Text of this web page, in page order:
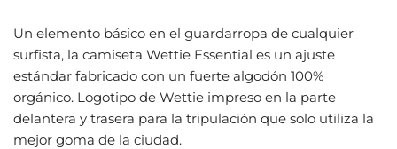
Un elemento básico en el guardarropa de cualquier
surfista, la camiseta Wettie Essential es un ajuste
estándar fabricado con un fuerte algodón 100%
orgánico. Logotipo de Wettie impreso en la parte
delantera y trasera para la tripulación que solo utiliza la
mejor goma de la ciudad.